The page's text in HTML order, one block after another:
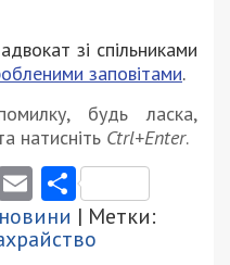
зі спільниками
заповітами.
будь ласка,
натисніть Ctrl+Enter.
Email
| Метки: